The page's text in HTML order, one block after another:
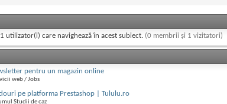
utilizator(i) care navighează în acest subiect. (0 membrii și 1 vizitatori)
pentru un magazin online
web / Jobs
pe platforma Prestashop | Tululu.ro
Studii de caz